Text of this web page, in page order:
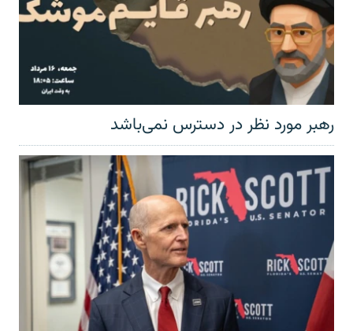
رهبر مورد نظر در دسترس نمی‌باشد